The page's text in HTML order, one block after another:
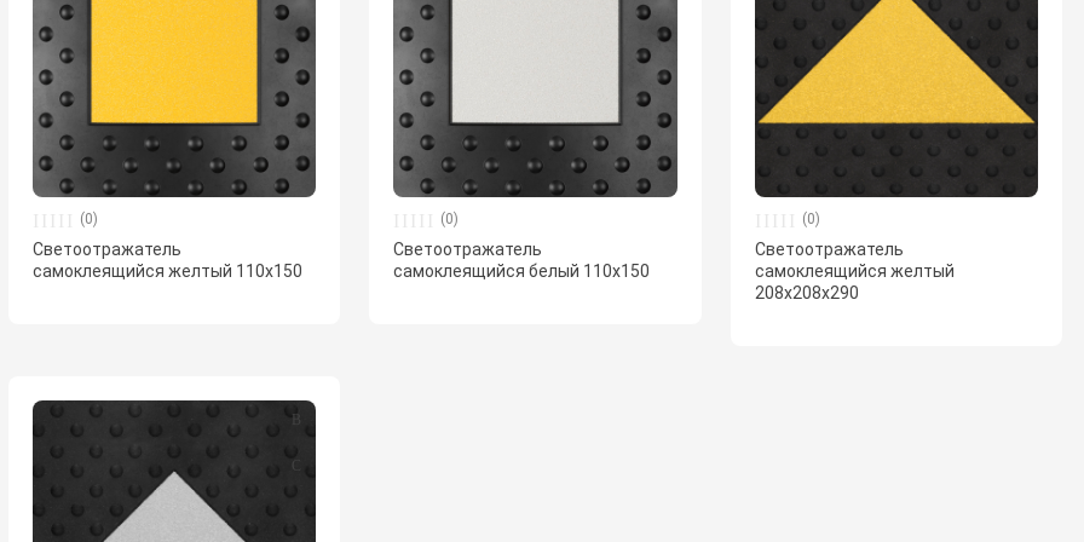
(0)
Светоотражатель
самоклеящийся желтый 110х150
(0)
Светоотражатель
самоклеящийся белый 110х150
(0)
Светоотражатель
самоклеящийся желтый
208х208х290